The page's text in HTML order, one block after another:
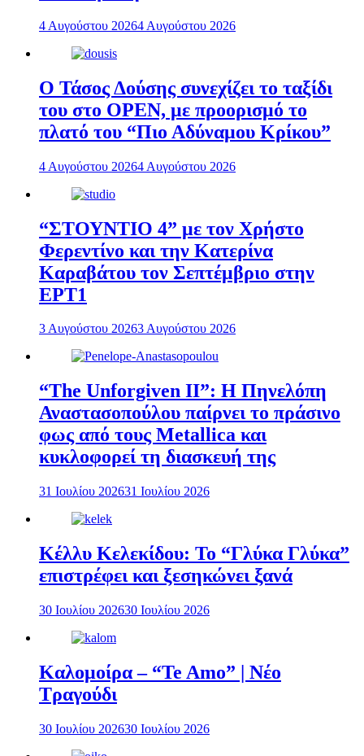
4 Αυγούστου 20264 Αυγούστου 2026
Ο Τάσος Δούσης συνεχίζει το ταξίδι
του στο OPEN, με προορισμό το
πλατό του “Πιο Αδύναμου Κρίκου”
4 Αυγούστου 20264 Αυγούστου 2026
“ΣΤΟΥΝΤΙΟ 4” με τον Χρήστο
Φερεντίνο και την Κατερίνα
Καραβάτου τον Σεπτέμβριο στην
ΕΡΤ1
3 Αυγούστου 20263 Αυγούστου 2026
“The Unforgiven II”: Η Πηνελόπη
Αναστασοπούλου παίρνει το πράσινο
φως από τους Metallica και
κυκλοφορεί τη διασκευή της
31 Ιουλίου 202631 Ιουλίου 2026
Κέλλυ Κελεκίδου: Το “Γλύκα Γλύκα”
επιστρέφει και ξεσηκώνει ξανά
30 Ιουλίου 202630 Ιουλίου 2026
Καλομοίρα – “Te Amo” | Νέο
Τραγούδι
30 Ιουλίου 202630 Ιουλίου 2026